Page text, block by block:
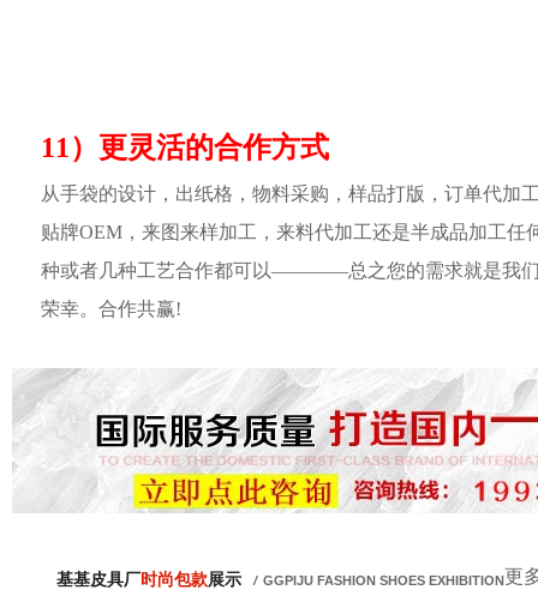
11）更灵活的合作方式
从手袋的设计，出纸格，物料采购，样品打版，订单代加
贴牌OEM，来图来样加工，来料代加工还是半成品加工任
种或者几种工艺合作都可以————总之您的需求就是我
荣幸。合作共赢!
更
基基皮具厂时尚包款展示 / GGPIJU FASHION SHOES EXHIBITION